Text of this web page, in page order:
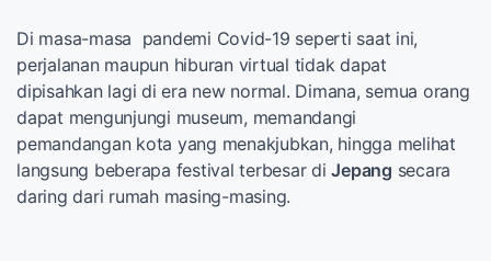
Di masa-masa pandemi Covid-19 seperti saat ini,
perjalanan maupun hiburan virtual tidak dapat
dipisahkan lagi di era new normal. Dimana, semua orang
dapat mengunjungi museum, memandangi
pemandangan kota yang menakjubkan, hingga melihat
langsung beberapa festival terbesar diJepang secara
daring dari rumah masing-masing.